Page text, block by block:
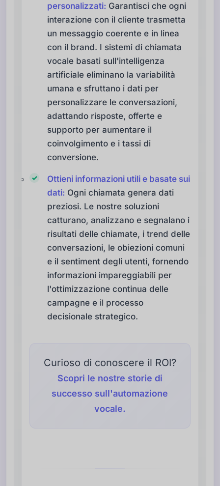
personalizzati: Garantisci che ogni
interazione con il cliente trasmetta
un messaggio coerente e in linea
con il brand. I sistemi di chiamata
vocale basati sull'intelligenza
artificiale eliminano la variabilità
umana e sfruttano i dati per
personalizzare le conversazioni,
adattando risposte, offerte e
supporto per aumentare il
coinvolgimento e i tassi di
conversione.
Ottieni informazioni utili e basate sui
dati: Ogni chiamata genera dati
preziosi. Le nostre soluzioni
catturano, analizzano e segnalano i
risultati delle chiamate, i trend delle
conversazioni, le obiezioni comuni
e il sentiment degli utenti, fornendo
informazioni impareggiabili per
l'ottimizzazione continua delle
campagne e il processo
decisionale strategico.
Curioso di conoscere il ROI?
Scopri le nostre storie di
successo sull'automazione
vocale.